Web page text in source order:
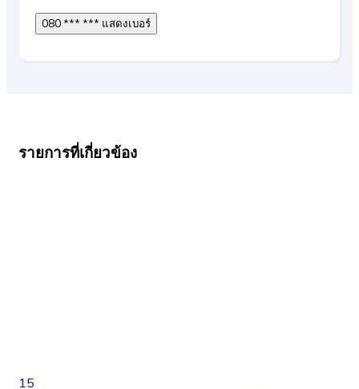
080 *** *** แสดงเบอร์
รายการที่เกี่ยวข้อง
15